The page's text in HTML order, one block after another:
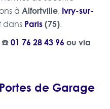
à Alfortville, Ivry-sur-
dans Paris(75).
☎️01 76 28 43 96 ou via
de Garage